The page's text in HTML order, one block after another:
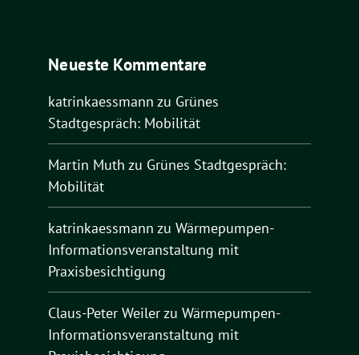
Neueste Kommentare
katrinkaessmann zu Grünes
Stadtgespräch: Mobilität
Martin Muth zu Grünes Stadtgespräch:
Mobilität
katrinkaessmann zu Wärmepumpen-
Informationsveranstaltung mit
Praxisbesichtigung
Claus-Peter Weilerzu Wärmepumpen-
Informationsveranstaltung mit